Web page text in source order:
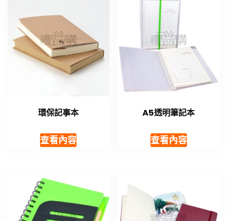
環保記事本
查看內容
A5透明筆記本
查看內容